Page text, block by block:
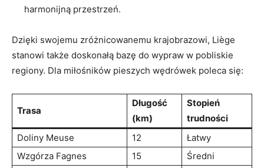
harmonijną‌ przestrzeń.
Dzięki swojemu⁣ zróżnicowanemu krajobrazowi, Liège
stanowi ⁤także doskonałą bazę do wypraw w pobliskie
⁣regiony. Dla miłośników pieszych wędrówek poleca się:
Trasa
Długość
(km)
Stopień
trudności
Doliny Meuse
12
Łatwy
Wzgórza Fagnes
15
Średni